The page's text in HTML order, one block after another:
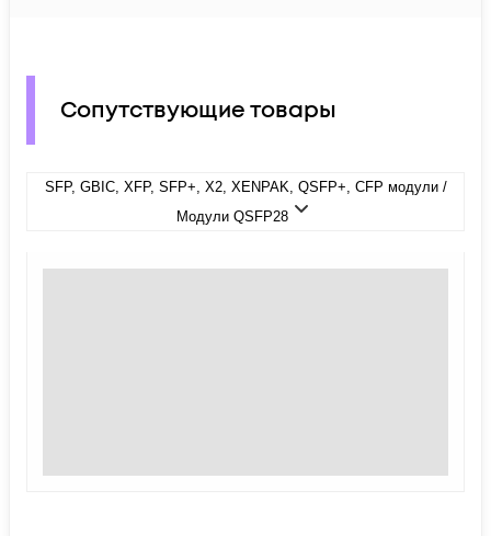
Сопутствующие товары
SFP, GBIC, XFP, SFP+, X2, XENPAK, QSFP+, CFP модули /
Модули QSFP28